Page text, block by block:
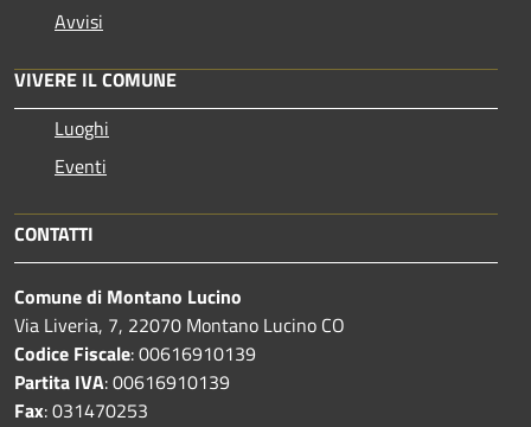
Avvisi
VIVERE IL COMUNE
Luoghi
Eventi
CONTATTI
Comune di Montano Lucino
Via Liveria, 7, 22070 Montano Lucino CO
Codice Fiscale: 00616910139
Partita IVA: 00616910139
Fax: 031470253